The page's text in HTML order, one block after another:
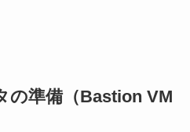
の準備（Bastion VM